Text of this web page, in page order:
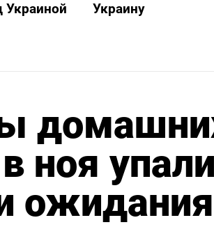
Украиной
Украину
ноя